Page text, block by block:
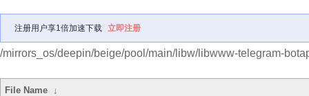
注册用户享1倍加速下载 立即注册
/mirrors_os/deepin/beige/pool/main/libw/libwww-telegram-
File Name ↓